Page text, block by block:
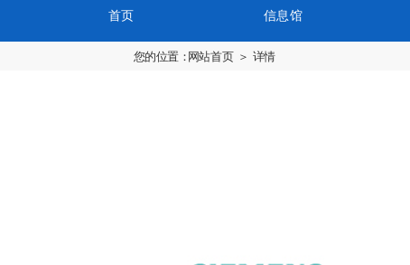
首页 信息馆
您的位置：网站首页 ＞ 详情